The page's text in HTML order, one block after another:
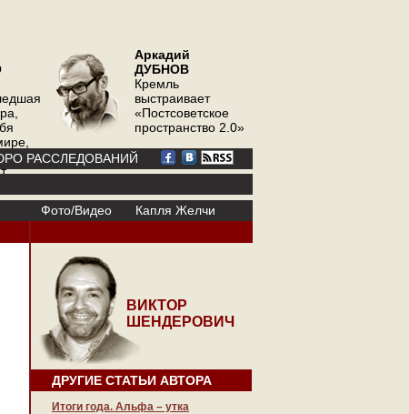
Аркадий
ДУБНОВ
Кремль
выстраивает
«Постсоветское
пространство 2.0»
РАССЛЕДОВАНИЙ
Фото/Видео
Капля Желчи
ВИКТОР
ШЕНДЕРОВИЧ
ДРУГИЕ СТАТЬИ АВТОРА
Итоги года. Альфа – утка